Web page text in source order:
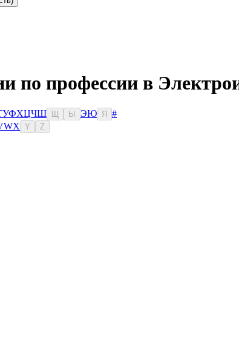
по профессии в
УФХЦЧШ Ы ЭЮ Я
#
WX Y Z